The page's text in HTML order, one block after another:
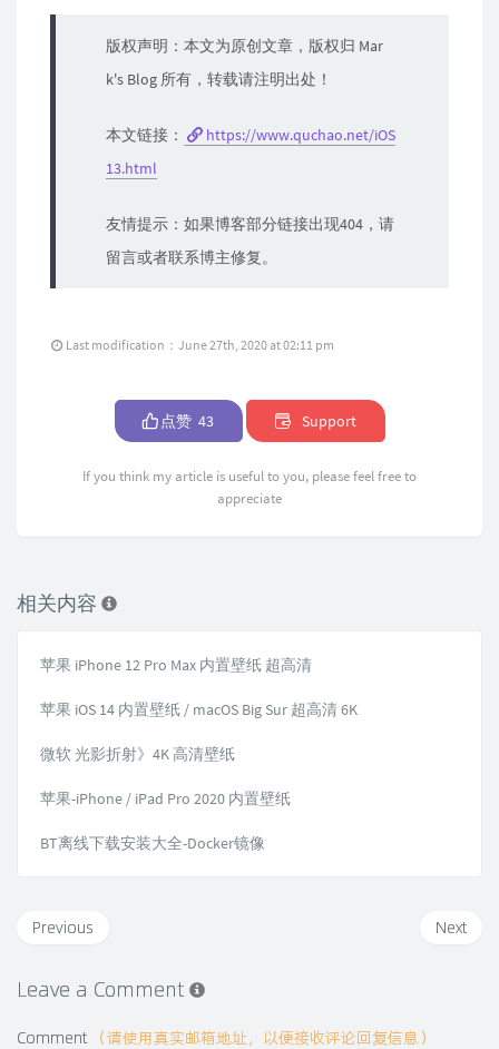
版权声明：本文为原创文章，版权归 Mar
k's Blog 所有，转载请注明出处！
本文链接：
https://www.quchao.net/iOS
13.html
友情提示：如果博客部分链接出现404，请
留言或者联系博主修复。
Last modification：June 27th, 2020 at 02:11 pm
点赞 43 Support
If you think my article is useful to you, please feel free to
appreciate
相关内容
苹果 iPhone 12 Pro Max 内置壁纸 超高清
苹果 iOS 14 内置壁纸 / macOS Big Sur 超高清 6K
微软 光影折射》4K 高清壁纸
苹果-iPhone / iPad Pro 2020 内置壁纸
BT离线下载安装大全-Docker镜像
Next
Previous
Leave a Comment
Comment （请使用真实邮箱地址，以便接收评论回复信息）